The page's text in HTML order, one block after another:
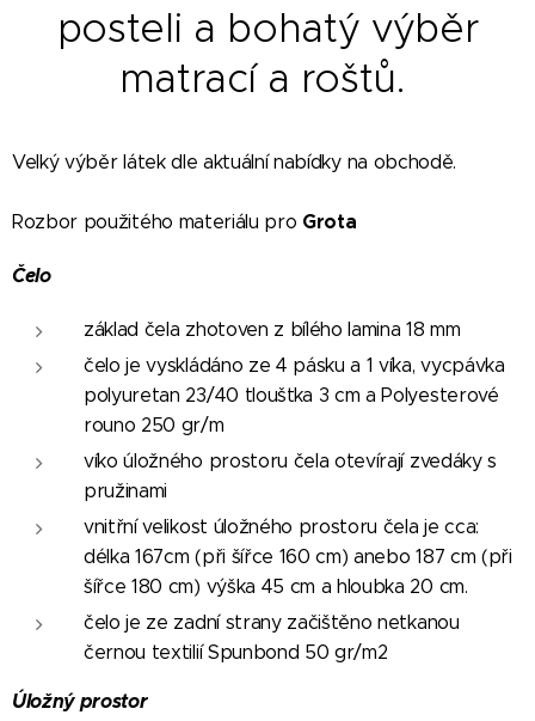
posteli a bohatý výběr
matrací a roštů.
Velký výběr látek dle aktuální nabídky na obchodě.
Rozbor použitého materiálu pro Grota
Čelo
základ čela zhotoven z bílého lamina 18 mm
čelo je vyskládáno ze 4 pásku a 1 víka, vycpávka
polyuretan 23/40 tloušťka 3 cm a Polyesterové
rouno 250 gr/m
víko úložného prostoru čela otevírají zvedáky s
pružinami
vnitřní velikost úložného prostoru čela je cca:
délka 167cm (při šířce 160 cm) anebo 187 cm (při
šířce 180 cm) výška 45 cm a hloubka 20 cm.
čelo je ze zadní strany začištěno netkanou
černou textilií Spunbond 50 gr/m2
Úložný prostor